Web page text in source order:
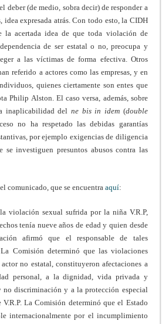
deber (de medio, sobra decir) de responder a
idea expresada atrás. Con todo esto, la CIDH
la acertada idea de que toda violación de
de ser estatal o no, preocupa y
a las víctimas de forma efectiva. Otros
referido a actores como las empresas, y en
quienes ciertamente son entes que
Philip Alston. El caso versa, además, sobre
inaplicabilidad delne bis in idem (double
no ha respetado las debidas garantías
por ejemplo exigencias de diligencia
se investiguen presuntos abusos contra las
comunicado, que se encuentraaquí:
violación sexual sufrida por la niña V.R.P,
tenía nueve años de edad y quien desde
afirmó que el responsable de tales
Comisión determinó que las violaciones
no estatal, constituyeron afectaciones a
personal, a la dignidad, vida privada y
discriminación y a la protección especial
La Comisión determinó que el Estado
internacionalmente por el incumplimiento